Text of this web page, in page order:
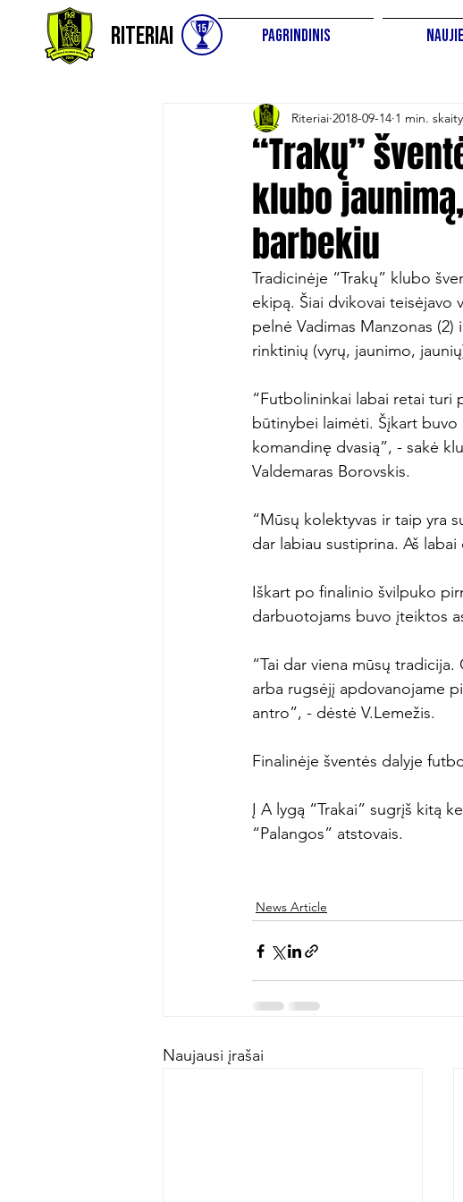
Riteriai Pagrindinis
“Trakų”
klubo
barbekiu
Riteriai 2018-09-14 1 min.
Tradicinėje “Trakų” klubo
ekipą. Šiai dvikovai teisėjavo
pelnė Vadimas Manzonas (2)
rinktinių (vyrų, jaunimo,
“Futbolininkai labai retai turi
būtinybei laimėti. Šįkart
komandinę dvasią”, - sakė
Valdemaras Borovskis.
“Mūsų kolektyvas ir taip yra
dar labiau sustiprina. Aš
Iškart po finalinio švilpuko
darbuotojams buvo įteiktos
“Tai dar viena mūsų
arba rugsėjį apdovanojame
antro”, - dėstė V.Lemežis.
Finalinėje šventės dalyje
Į A lygą “Trakai” sugrįš kitą
“Palangos” atstovais.
News Article
Naujausi įrašai